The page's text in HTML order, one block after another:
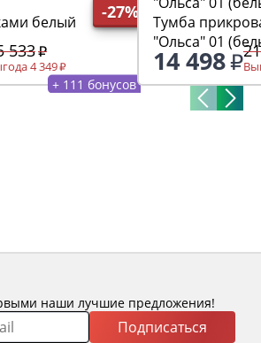
-27%
белый
533
4 349
+ 111 бонусов
Тумба
"Ольса" 01
14 498
наши лучшие предложения!
Подписаться